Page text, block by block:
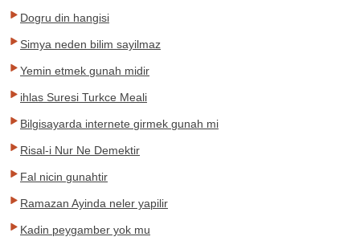
Dogru din hangisi
Simya neden bilim sayilmaz
Yemin etmek gunah midir
ihlas Suresi Turkce Meali
Bilgisayarda internete girmek gunah mi
Risal-i Nur Ne Demektir
Fal nicin gunahtir
Ramazan Ayinda neler yapilir
Kadin peygamber yok mu